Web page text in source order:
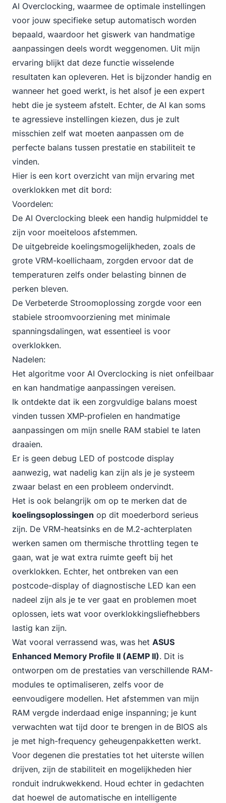
AI Overclocking, waarmee de optimale instellingen
voor jouw specifieke setup automatisch worden
bepaald, waardoor het giswerk van handmatige
aanpassingen deels wordt weggenomen. Uit mijn
ervaring blijkt dat deze functie wisselende
resultaten kan opleveren. Het is bijzonder handig en
wanneer het goed werkt, is het alsof je een expert
hebt die je systeem afstelt. Echter, de AI kan soms
te agressieve instellingen kiezen, dus je zult
misschien zelf wat moeten aanpassen om de
perfecte balans tussen prestatie en stabiliteit te
vinden.
Hier is een kort overzicht van mijn ervaring met
overklokken met dit bord:
Voordelen:
De AI Overclocking bleek een handig hulpmiddel te
zijn voor moeiteloos afstemmen.
De uitgebreide koelingsmogelijkheden, zoals de
grote VRM-koellichaam, zorgden ervoor dat de
temperaturen zelfs onder belasting binnen de
perken bleven.
De Verbeterde Stroomoplossing zorgde voor een
stabiele stroomvoorziening met minimale
spanningsdalingen, wat essentieel is voor
overklokken.
Nadelen:
Het algoritme voor AI Overclocking is niet onfeilbaar
en kan handmatige aanpassingen vereisen.
Ik ontdekte dat ik een zorgvuldige balans moest
vinden tussen XMP-profielen en handmatige
aanpassingen om mijn snelle RAM stabiel te laten
draaien.
Er is geen debug LED of postcode display
aanwezig, wat nadelig kan zijn als je je systeem
zwaar belast en een probleem ondervindt.
Het is ook belangrijk om op te merken dat de
koelingsoplossingen op dit moederbord serieus
zijn. De VRM-heatsinks en de M.2-achterplaten
werken samen om thermische throttling tegen te
gaan, wat je wat extra ruimte geeft bij het
overklokken. Echter, het ontbreken van een
postcode-display of diagnostische LED kan een
nadeel zijn als je te ver gaat en problemen moet
oplossen, iets wat voor overklokkingsliefhebbers
lastig kan zijn.
Wat vooral verrassend was, was het ASUS
Enhanced Memory Profile II (AEMP II). Dit is
ontworpen om de prestaties van verschillende RAM-
modules te optimaliseren, zelfs voor de
eenvoudigere modellen. Het afstemmen van mijn
RAM vergde inderdaad enige inspanning; je kunt
verwachten wat tijd door te brengen in de BIOS als
je met high-frequency geheugenpakketten werkt.
Voor degenen die prestaties tot het uiterste willen
drijven, zijn de stabiliteit en mogelijkheden hier
ronduit indrukwekkend. Houd echter in gedachten
dat hoewel de automatische en intelligente